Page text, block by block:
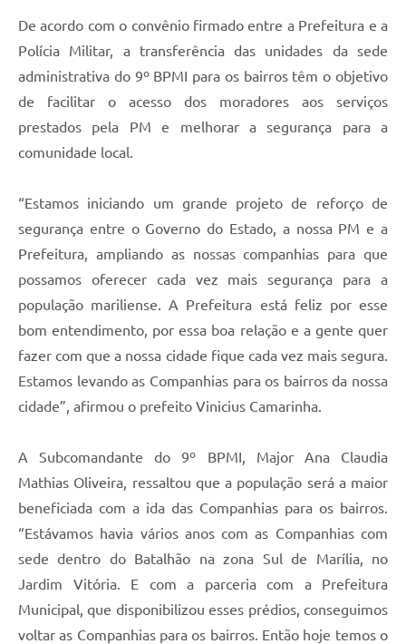
De acordo com o convênio firmado entre a Prefeitura e a
Polícia Militar, a transferência das unidades da sede
administrativa do 9º BPMI para os bairros têm o objetivo
de facilitar o acesso dos moradores aos serviços
prestados pela PM e melhorar a segurança para a
comunidade local.
“Estamos iniciando um grande projeto de reforço de
segurança entre o Governo do Estado, a nossa PM e a
Prefeitura, ampliando as nossas companhias para que
possamos oferecer cada vez mais segurança para a
população mariliense. A Prefeitura está feliz por esse
bom entendimento, por essa boa relação e a gente quer
fazer com que a nossa cidade fique cada vez mais segura.
Estamos levando as Companhias para os bairros da nossa
cidade”, afirmou o prefeito Vinicius Camarinha.
A Subcomandante do 9º BPMI, Major Ana Claudia
Mathias Oliveira, ressaltou que a população será a maior
beneficiada com a ida das Companhias para os bairros.
“Estávamos havia vários anos com as Companhias com
sede dentro do Batalhão na zona Sul de Marília, no
Jardim Vitória. E com a parceria com a Prefeitura
Municipal, que disponibilizou esses prédios, conseguimos
voltar as Companhias para os bairros. Então hoje temos o